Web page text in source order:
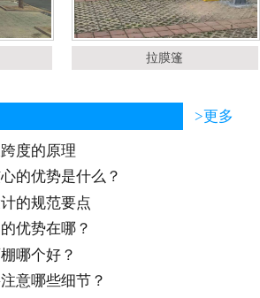
拉膜篷
>更多
度的原理
的优势是什么？
的规范要点
优势在哪？
哪个好？
意哪些细节？